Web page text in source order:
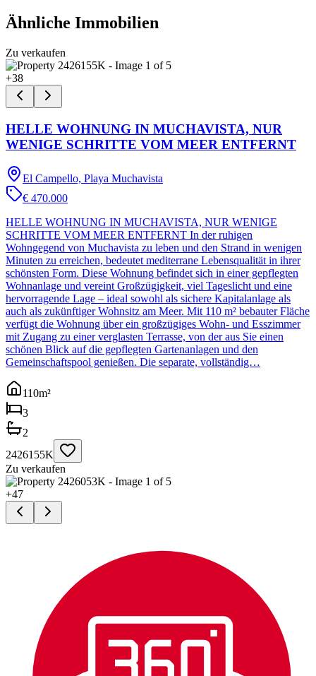
Ähnliche Immobilien
Zu verkaufen
+38
HELLE WOHNUNG IN MUCHAVISTA, NUR
WENIGE SCHRITTE VOM MEER ENTFERNT
El Campello, Playa Muchavista
€ 470.000
HELLE WOHNUNG IN MUCHAVISTA, NUR WENIGE
SCHRITTE VOM MEER ENTFERNT In der ruhigen
Wohngegend von Muchavista zu leben und den Strand in wenigen
Minuten zu erreichen, bedeutet mediterrane Lebensqualität in ihrer
schönsten Form. Diese Wohnung befindet sich in einer gepflegten
Wohnanlage und vereint Großzügigkeit, viel Tageslicht und eine
hervorragende Lage – ideal sowohl als sichere Kapitalanlage als
auch als zukünftiger Wohnsitz am Meer. Mit 110 m² bebauter Fläche
verfügt die Wohnung über ein großzügiges Wohn- und Esszimmer
mit Zugang zu einer verglasten Terrasse, von der aus Sie einen
schönen Blick auf die gepflegten Gartenanlagen und den
Gemeinschaftspool genießen. Die separate, vollständig…
110m²
3
2
2426155K
Zu verkaufen
+47